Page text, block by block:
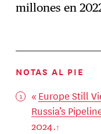
millones en
NOTAS AL PIE
« Europe Still
Russia’s
2024.